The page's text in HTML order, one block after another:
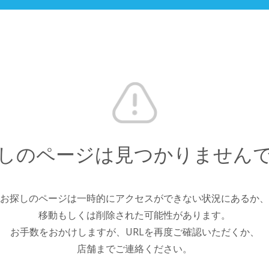
のページは見つかりません
お探しのページは一時的にアクセスができない状況にあるか、
移動もしくは削除された可能性があります。
お手数をおかけしますが、URLを再度ご確認いただくか、
店舗までご連絡ください。